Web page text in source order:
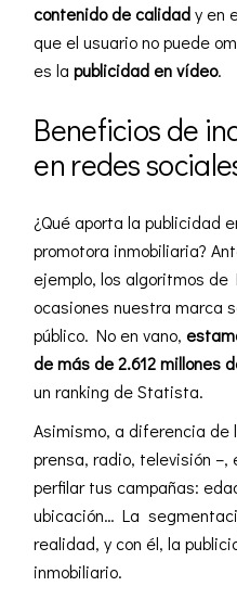
contenido de calidady en
que el usuario no puede
es lapublicidad en vídeo.
Beneficios de
en redes
¿Qué aporta la publicidad
promotora inmobiliaria?
ejemplo, los algoritmos de
ocasiones nuestra marca
público. No en vano,
de más de 2.612 millones
un ranking de Statista.
Asimismo, a diferencia de
prensa, radio, televisión
perfilar tus campañas:
ubicación… La
realidad, y con él, la
inmobiliario.